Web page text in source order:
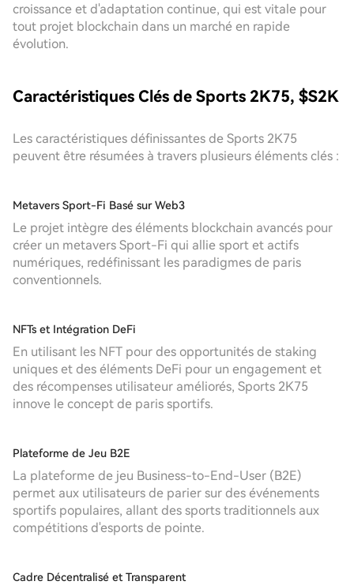
croissance et d'adaptation continue, qui est vitale pour
tout projet blockchain dans un marché en rapide
évolution.
Caractéristiques Clés de Sports 2K75, $S2K
Les caractéristiques définissantes de Sports 2K75
peuvent être résumées à travers plusieurs éléments clés :
Metavers Sport-Fi Basé sur Web3
Le projet intègre des éléments blockchain avancés pour
créer un metavers Sport-Fi qui allie sport et actifs
numériques, redéfinissant les paradigmes de paris
conventionnels.
NFTs et Intégration DeFi
En utilisant les NFT pour des opportunités de staking
uniques et des éléments DeFi pour un engagement et
des récompenses utilisateur améliorés, Sports 2K75
innove le concept de paris sportifs.
Plateforme de Jeu B2E
La plateforme de jeu Business-to-End-User (B2E)
permet aux utilisateurs de parier sur des événements
sportifs populaires, allant des sports traditionnels aux
compétitions d'esports de pointe.
Cadre Décentralisé et Transparent